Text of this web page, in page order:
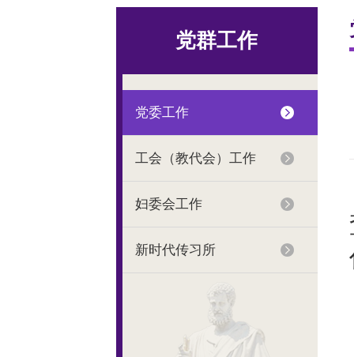
党群工作
党委工作
工会（教代会）工作
妇委会工作
新时代传习所